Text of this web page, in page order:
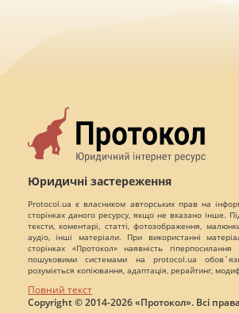
Юридичні застереження
Protocol.ua є власником авторських прав на
сторінках даного ресурсу, якщо не вказано інше.
тексти, коментарі, статті, фотозображення,
аудіо, інші матеріали. При використанні
сторінках «Протокол» наявність гіперпосилання
пошуковими системами на protocol.ua
розуміється копіювання, адаптація, рерайтинг,
Повний текст
Copyright © 2014-2026 «Протокол». Всі